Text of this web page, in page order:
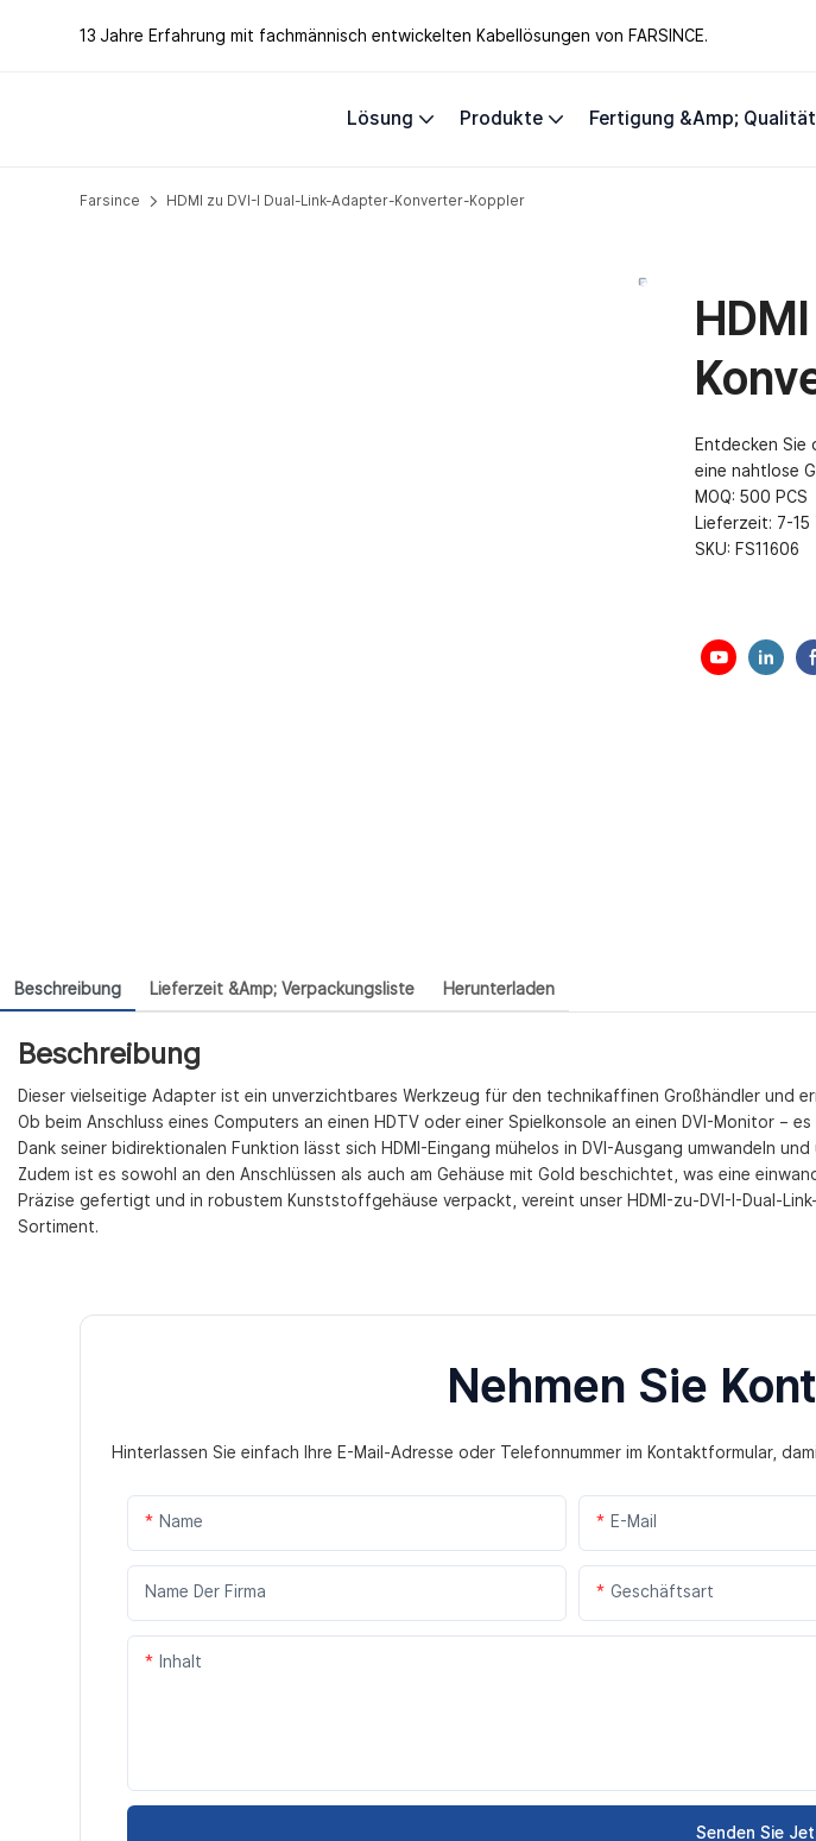
13 Jahre Erfahrung mit fachmännisch entwickelten Kabellösungen von FARSINCE.
Lösung Produkte Fertigung &amp; Qualität
Farsince HDMI zu DVI-I Dual-Link-Adapter-Konverter-Koppler
Entdecken Sie
eine nahtlose
MOQ: 500 PCS
Lieferzeit: 7-15
SKU: FS11606
Beschreibung Lieferzeit &amp; Verpackungsliste Herunterladen
Beschreibung
Dieser vielseitige Adapter ist ein unverzichtbares Werkzeug für den technikaffinen Großhändler und
Ob beim Anschluss eines Computers an einen HDTV oder einer Spielkonsole an einen DVI-Monitor –
Dank seiner bidirektionalen Funktion lässt sich HDMI-Eingang mühelos in DVI-Ausgang umwandeln und
Zudem ist es sowohl an den Anschlüssen als auch am Gehäuse mit Gold beschichtet, was eine
Präzise gefertigt und in robustem Kunststoffgehäuse verpackt, vereint unser HDMI-zu-DVI-I-Dual-
Sortiment.
Nehmen Sie
Hinterlassen Sie einfach Ihre E-Mail-Adresse oder Telefonnummer im Kontaktformular,
Name E-Mail
Name Der Firma Geschäftsart
Inhalt
Senden Sie